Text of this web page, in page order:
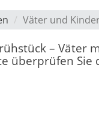
Väter und
– Väter
überprüfen